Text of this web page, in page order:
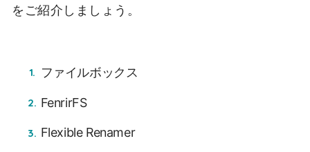
をご紹介しましょう。
ファイルボックス
FenrirFS
Flexible Renamer